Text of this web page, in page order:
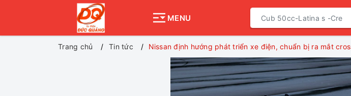
MENU
Trang chủ Tin tức Nissan định hướng phát triển xe điện, chuẩn bị ra mắt